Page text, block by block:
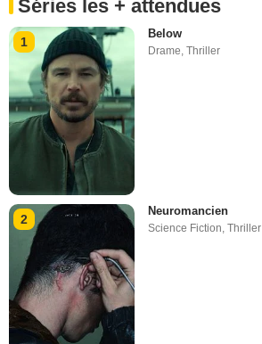
Séries les + attendues
1
Below
Drame,Thriller
2
Neuromancien
Science Fiction ,Thriller